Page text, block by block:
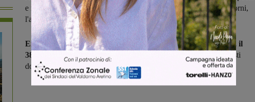
e mettono fine alla lite. Il 29enne riporta ferite guaribili in sette giorni,
l'altro invece nonostante le escoriazioni alle mani, rifiuta le cure.
Entrambi sono stati arrestati per danneggiamento aggravato, il
38enne anche per lesioni personali.
Adesso si trovano agli arresti
domiciliari nelle rispettive abitazioni.